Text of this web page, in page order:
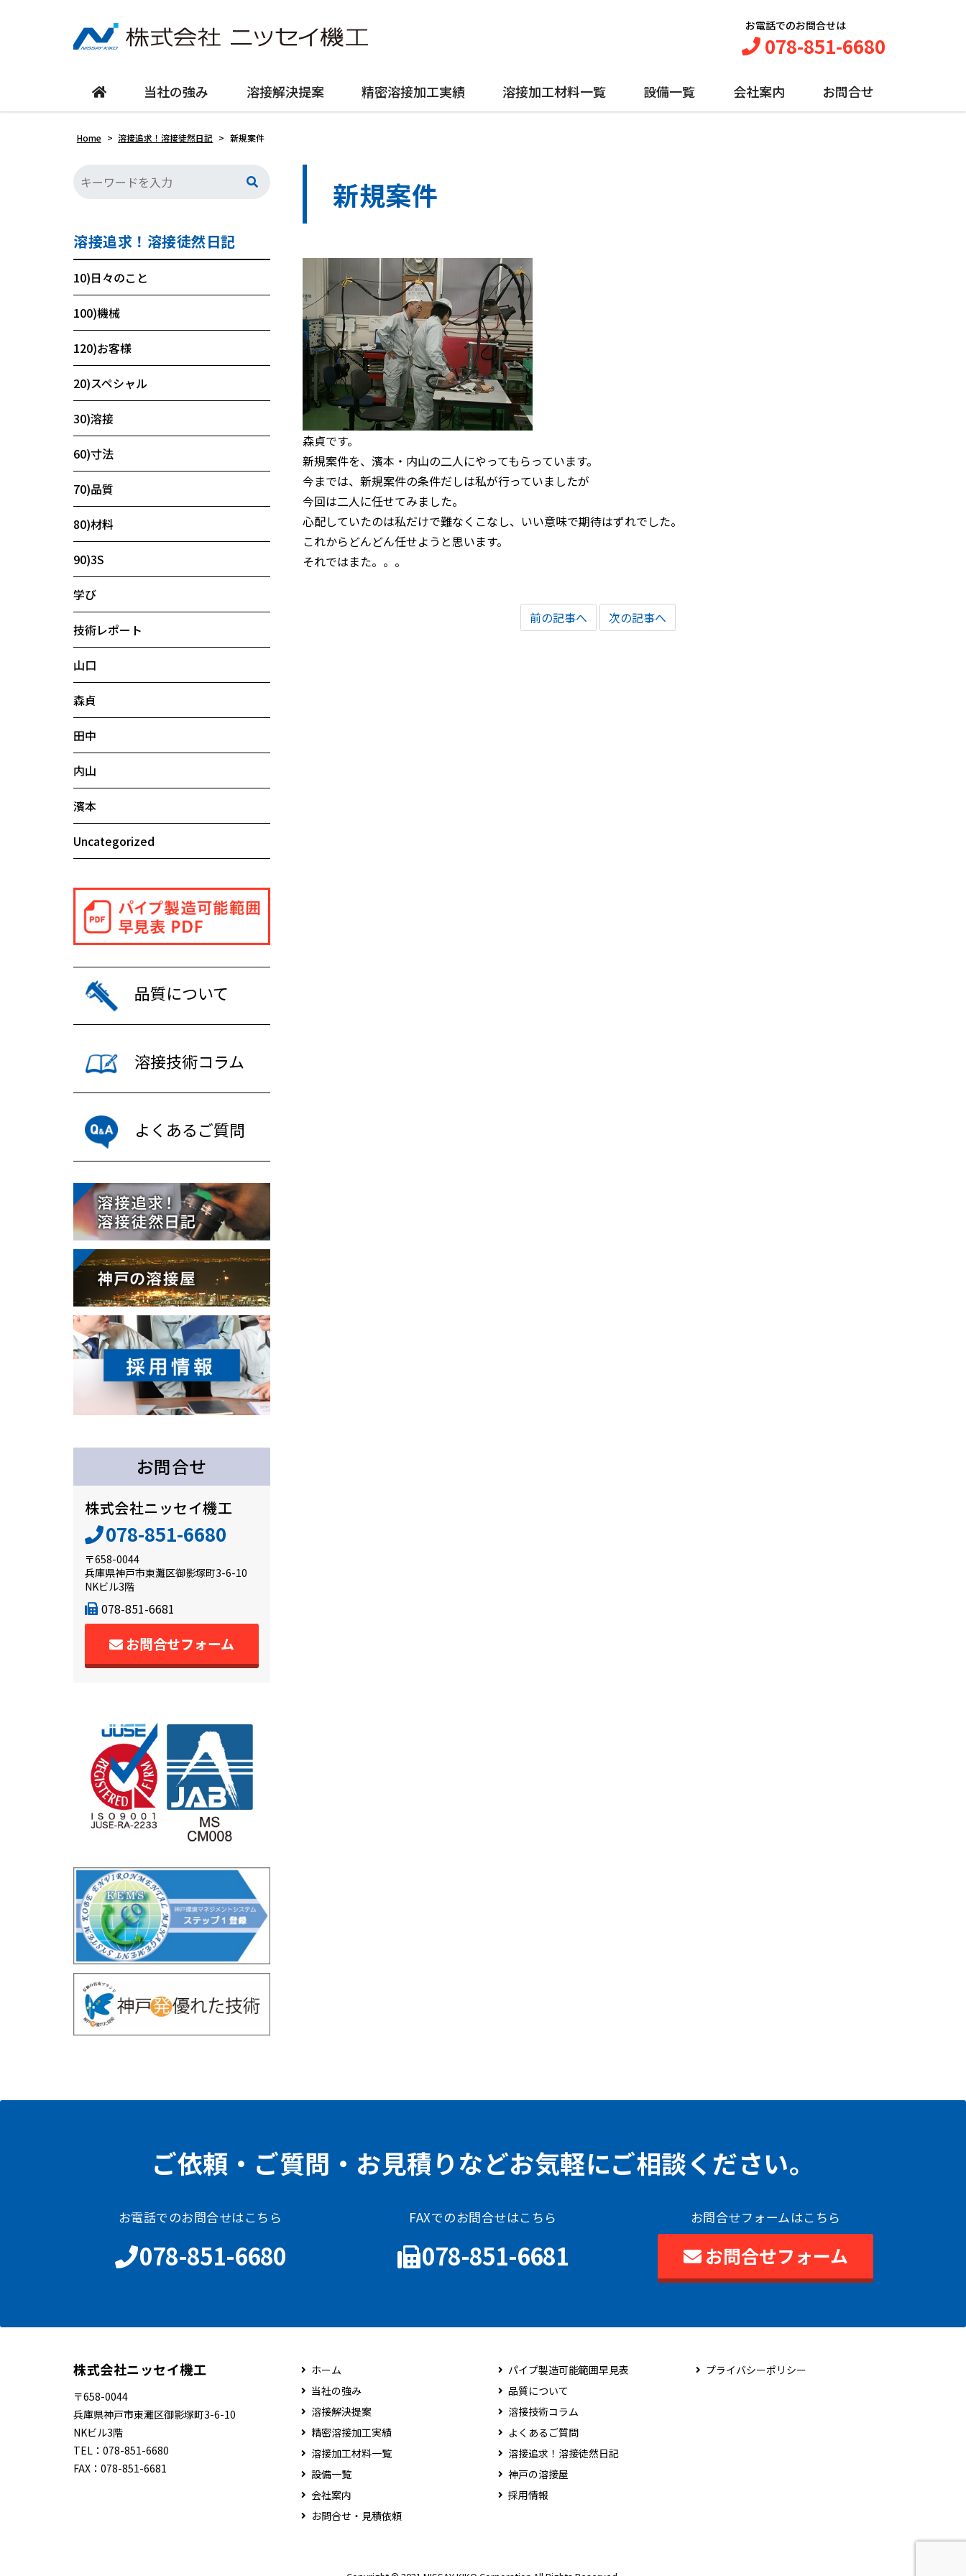
お電話でのお問合せは
078-851-6680
当社の強み 溶接解決提案 精密溶接加工実績 溶接加工材料一覧 設備一覧 会社案内 お問合せ
Home > 溶接追求！溶接徒然日記 > 新規案件
新規案件
森貞です。
新規案件を、濱本・内山の二人にやってもらっています。
今までは、新規案件の条件だしは私が行っていましたが
今回は二人に任せてみました。
心配していたのは私だけで難なくこなし、いい意味で期待はずれでした。
これからどんどん任せようと思います。
それではまた。。。
前の記事へ 次の記事へ
溶接追求！溶接徒然日記
10)日々のこと
100)機械
120)お客様
20)スペシャル
30)溶接
60)寸法
70)品質
80)材料
90)3S
学び
技術レポート
山口
森貞
田中
内山
濱本
Uncategorized
品質について
溶接技術コラム
よくあるご質問
お問合せ
株式会社ニッセイ機工
078-851-6680
〒658-0044
兵庫県神戸市東灘区御影塚町3-6-10
NKビル3階
078-851-6681
お問合せフォーム
ご依頼・ご質問・お見積りなどお気軽にご相談ください。
お電話でのお問合せはこちら
078-851-6680
FAXでのお問合せはこちら
078-851-6681
お問合せフォームはこちら
お問合せフォーム
株式会社ニッセイ機工
〒658-0044
兵庫県神戸市東灘区御影塚町3-6-10
NKビル3階
TEL： 078-851-6680
FAX： 078-851-6681
ホーム
当社の強み
溶接解決提案
精密溶接加工実績
溶接加工材料一覧
設備一覧
会社案内
お問合せ・見積依頼
パイプ製造可能範囲早見表
品質について
溶接技術コラム
よくあるご質問
溶接追求！溶接徒然日記
神戸の溶接屋
採用情報
プライバシーポリシー